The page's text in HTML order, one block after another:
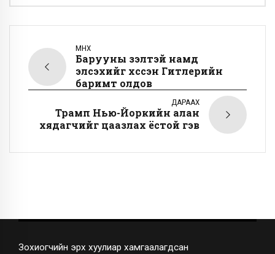
ӨМНӨХ
Барууны үзэлтэй намд
элсэхийг хүссэн Гитлерийн
баримт олдов
ДАРААХ
Трамп Нью-Йоркийн алан
хядагчийг цаазлах ёстой гэв
Зохиогчийн эрх хуулиар хамгаалагдсан